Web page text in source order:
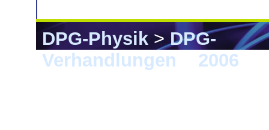
DPG-Physik>DPG-
Verhandlungen
2006